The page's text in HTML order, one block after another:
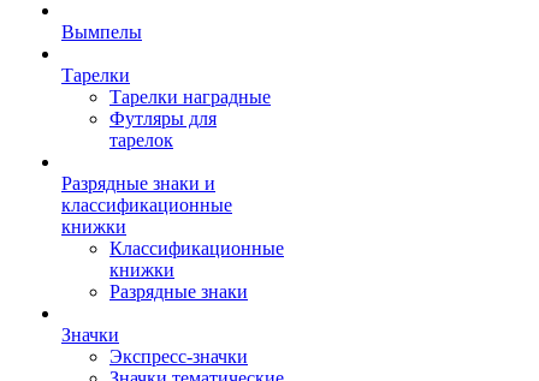
Вымпелы
Тарелки
Тарелки наградные
Футляры для
тарелок
Разрядные знаки и
классификационные
книжки
Классификационные
книжки
Разрядные знаки
Значки
Экспресс-значки